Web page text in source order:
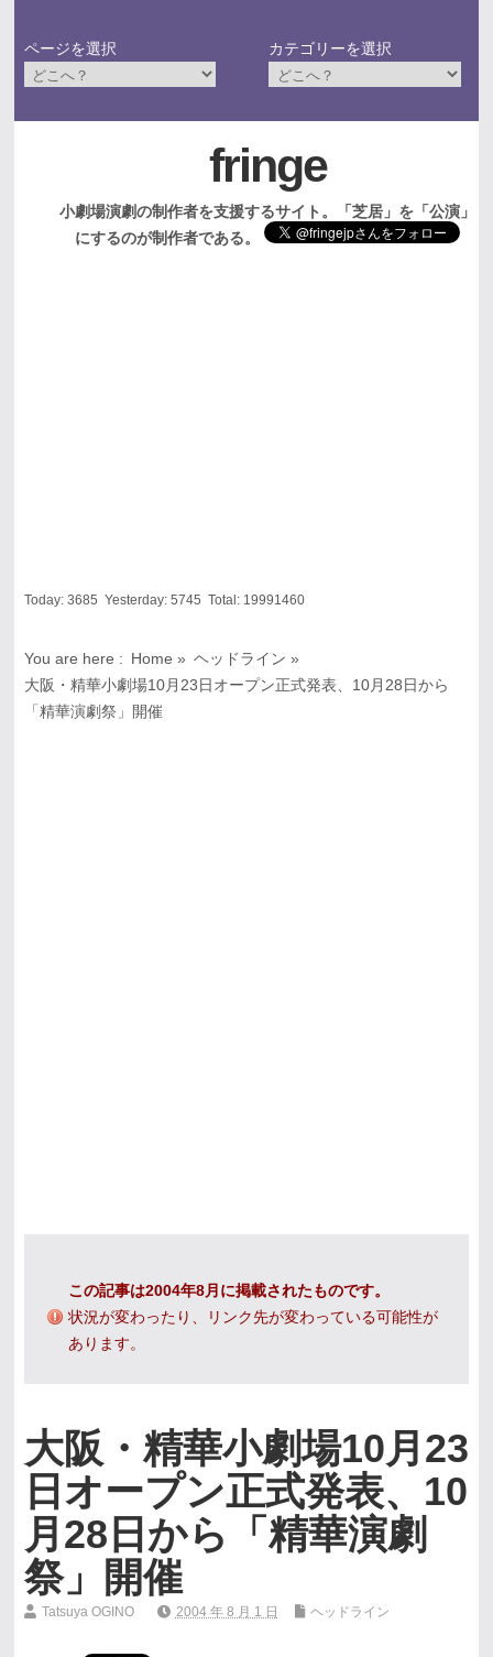
ページを選択 カテゴリーを選択
fringe
小劇場演劇の制作者を支援するサイト。「芝居」を「公演」
にするのが制作者である。
Today: 3685 Yesterday: 5745 Total: 19991460
You are here : Home » ヘッドライン »
大阪・精華小劇場10月23日オープン正式発表、10月28日から
「精華演劇祭」開催
この記事は2004年8月に掲載されたものです。
状況が変わったり、リンク先が変わっている可能性が
あります。
大阪・精華小劇場10月23
日オープン正式発表、10
月28日から「精華演劇
祭」開催
Tatsuya OGINO 2004 年 8 月 1 日 ヘッドライン